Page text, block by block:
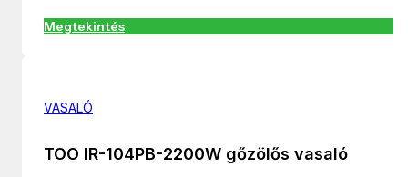
Megtekintés
VASALÓ
TOO IR-104PB-2200W gőzölős vasaló